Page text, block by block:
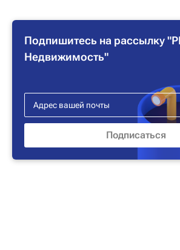
Подпишитесь на рассылку
Недвижимость"